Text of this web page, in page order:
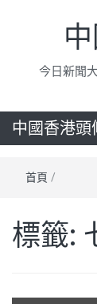
今日新聞
中國香港頭
首頁 /
標籤: